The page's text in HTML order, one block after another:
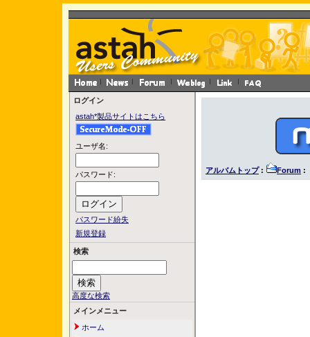
ログイン
astah*製品サイトはこちら
ユーザ名:
パスワード:
パスワード紛失
新規登録
検索
高度な検索
メインメニュー
ホーム
アルバムトップ: Forum :